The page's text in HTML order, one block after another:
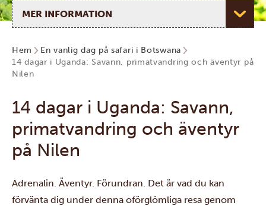
Välj sida
Hem
En vanlig dag på safari i Botswana
14 dagar i Uganda: Savann, primatvandring och äventyr på
Nilen
14 dagar i Uganda: Savann,
primatvandring och äventyr
på Nilen
Adrenalin. Äventyr. Förundran. Det är vad du kan
förvänta dig under denna oförglömliga resa genom